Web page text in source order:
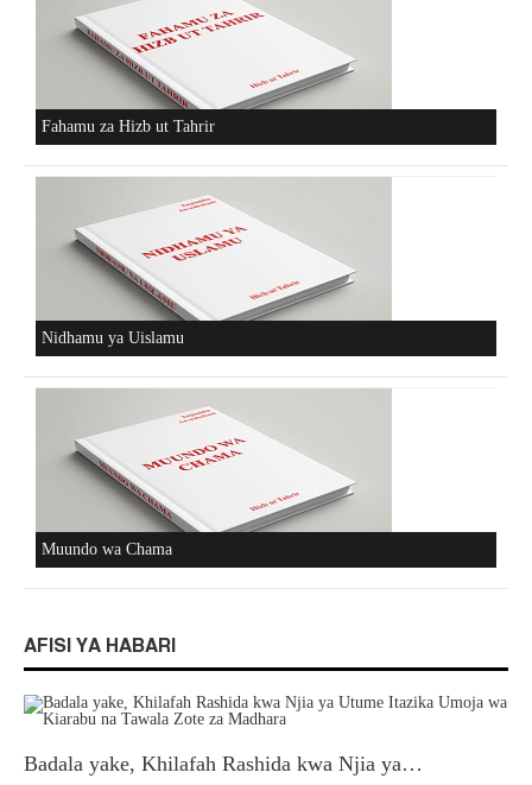
Fahamu za Hizb ut Tahrir
Nidhamu ya Uislamu
Muundo wa Chama
AFISI YA HABARI
Badala yake, Khilafah Rashida kwa Njia ya…